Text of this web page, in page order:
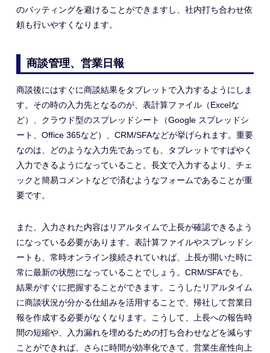
のバッティングを避けることができますし、社内打ち合わせ依
頼も行いやすくなります。
商談管理、営業日報
商談後にはすぐに商談結果をタブレットで入力するようにしま
す。その時の入力先となるのが、表計算ファイル（Excelな
ど）、クラウド型のスプレッドシート（Google スプレッドシ
ート、Office 365など）、CRM/SFAなどが挙げられます。重要
なのは、どのような入力先であっても、タブレットですばやく
入力できるようになっていること。長文で入力するより、チェ
ックと簡易コメントなどで済むようなフォームであることが重
要です。
また、入力された内容はリアルタイムで上長が確認できるよう
になっている必要があります。表計算ファイルやスプレッドシ
ートも、常時オンライン接続されていれば、上長が開いた時に
常に最新の状態になっていることでしょう。CRM/SFAでも、
結果がすぐに把握することができます。こうしたリアルタイム
に商談状況が分かる仕組みを活用することで、帰社して営業日
報を作成する必要がなくなります。こうして、上長への報告時
間の短縮や、入力漏れを埋めるための打ち合わせなどを減らす
ことができれば、さらに時間が効率化できて、営業生産性向上